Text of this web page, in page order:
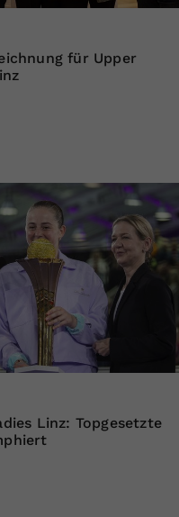
für Upper
Linz: Topgesetzte